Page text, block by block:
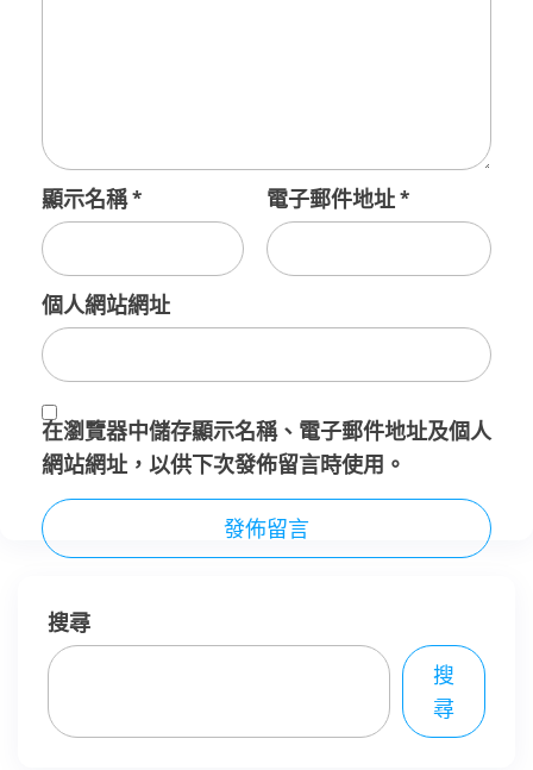
顯示名稱* 電子郵件地址*
個人網站網址
在瀏覽器中儲存顯示名稱、電子郵件地址及個人
網站網址，以供下次發佈留言時使用。
搜尋
搜
尋